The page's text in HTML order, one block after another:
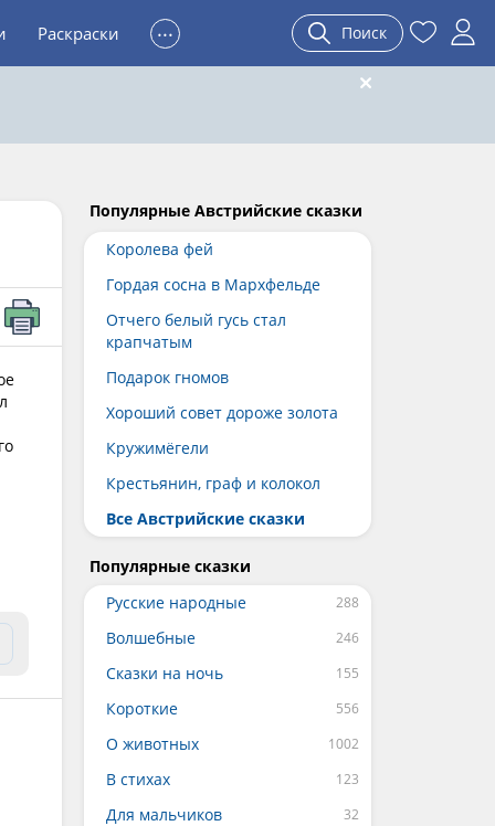
Раскраски ... Поиск
Популярные Австрийские сказки
Королева фей
Гордая сосна в Мархфельде
Отчего белый гусь стал
крапчатым
Подарок гномов
Хороший совет дороже золота
Кружимёгели
Крестьянин, граф и колокол
Все Австрийские сказки
Популярные сказки
Русские народные
Волшебные
Сказки на ночь
Короткие
О животных
В стихах
Для мальчиков